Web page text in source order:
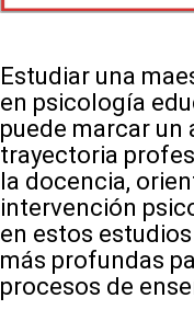
Estudiar una
en psicología
puede marcar un
trayectoria
la docencia,
intervención
en estos
más profundas
procesos de